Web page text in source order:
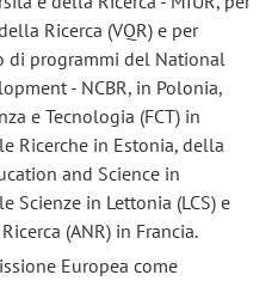
Ricerca (VQR) e per
di programmi del National
- NCBR, in Polonia,
e Tecnologia (FCT) in
Ricerche in Estonia, della
and Science in
Scienze in Lettonia (LCS) e
(ANR) in Francia.
Europea come